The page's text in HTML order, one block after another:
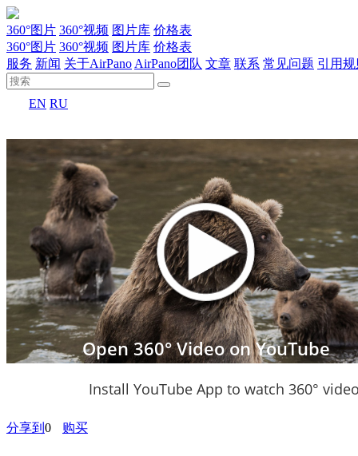
360°图片 360°视频 图片库 价格表
360°图片 360°视频 图片库 价格表
服务 新闻 关于AirPano AirPano团队 文章 联系 常见问题 引用
EN RU
Open 360° Video on YouTube
Install YouTube App to watch 360°
分享到 0 购买